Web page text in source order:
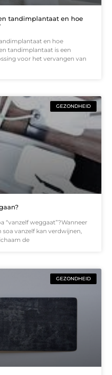
tandimplantaat en hoe
en hoe
tandimplantaat is een
voor het vervangen van
GEZONDHEID
“vanzelf weggaat”?Wanneer
vanzelf kan verdwijnen,
de
GEZONDHEID